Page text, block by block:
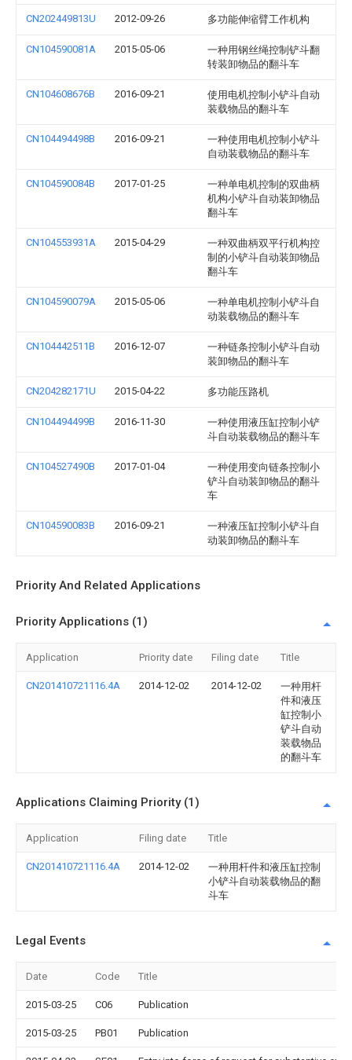
CN202449813U 2012-09-26 多功能伸缩臂工作机构
CN104590081A 2015-05-06
一种用钢丝绳控制铲斗翻
转装卸物品的翻斗车
CN104608676B 2016-09-21
使用电机控制小铲斗自动
装载物品的翻斗车
CN104494498B 2016-09-21
一种使用电机控制小铲斗
自动装载物品的翻斗车
CN104590084B 2017-01-25
一种单电机控制的双曲柄
机构小铲斗自动装卸物品
翻斗车
CN104553931A 2015-04-29
一种双曲柄双平行机构控
制的小铲斗自动装卸物品
翻斗车
CN104590079A 2015-05-06
一种单电机控制小铲斗自
动装载物品的翻斗车
CN104442511B 2016-12-07
一种链条控制小铲斗自动
装卸物品的翻斗车
CN204282171U 2015-04-22 多功能压路机
CN104494499B 2016-11-30
一种使用液压缸控制小铲
斗自动装载物品的翻斗车
CN104527490B 2017-01-04
一种使用变向链条控制小
铲斗自动装卸物品的翻斗
车
CN104590083B 2016-09-21
一种液压缸控制小铲斗自
动装卸物品的翻斗车
Priority And Related Applications
Priority Applications (1)
Application Priority date Filing date Title
CN201410721116.4A 2014-12-02 2014-12-02
一种用杆
件和液压
缸控制小
铲斗自动
装载物品
的翻斗车
Applications Claiming Priority (1)
Application Filing date Title
CN201410721116.4A 2014-12-02
一种用杆件和液压缸控制
小铲斗自动装载物品的翻
斗车
Legal Events
Date Code Title
2015-03-25 C06 Publication
2015-03-25 PB01 Publication